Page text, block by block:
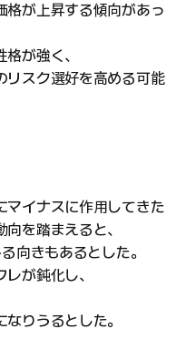
格が上昇する傾向があっ
が強く、
リスク選好を高める可能
マイナスに作用してきた
を踏まえると、
向きもあるとした。
が鈍化し、
りうるとした。